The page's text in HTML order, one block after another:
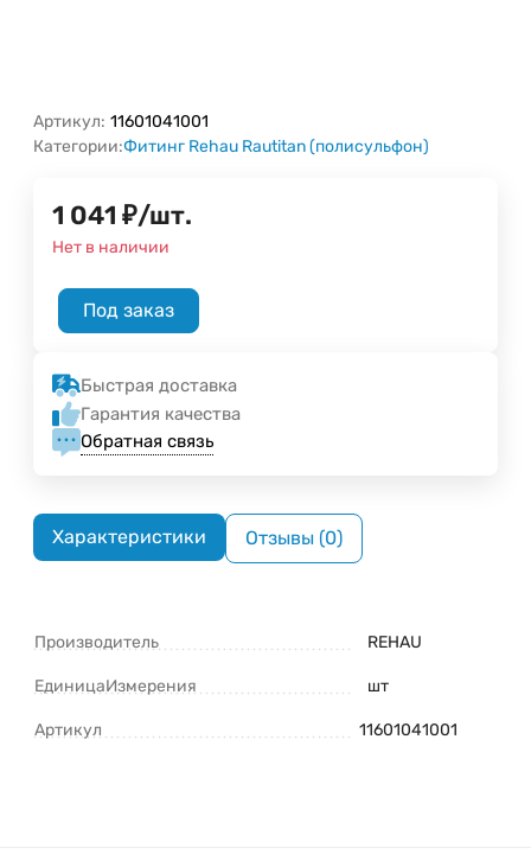
Артикул: 11601041001
Категории:Фитинг Rehau Rautitan (полисульфон)
1 041 ₽/шт.
Нет в наличии
Под заказ
Быстрая доставка
Гарантия качества
Обратная связь
Характеристики Отзывы (0)
Производитель REHAU
ЕдиницаИзмерения шт
Артикул 11601041001